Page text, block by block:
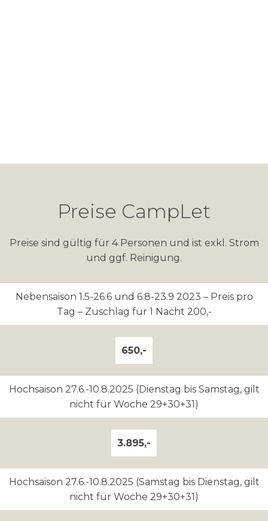
Preise CampLet
Preise sind gültig für 4 Personen und ist exkl. Strom
und ggf. Reinigung.
Nebensaison 1.5-26.6 und 6.8-23.9 2023 – Preis pro
Tag – Zuschlag für 1 Nacht 200,-
650,-
Hochsaison 27.6.-10.8.2025 (Dienstag bis Samstag, gilt
nicht für Woche 29+30+31)
3.895,-
Hochsaison 27.6.-10.8.2025 (Samstag bis Dienstag, gilt
nicht für Woche 29+30+31)